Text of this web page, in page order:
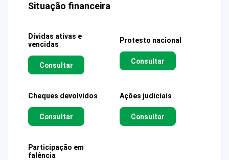
Situação financeira
Dívidas ativas e
vencidas
Consultar
Protesto nacional
Consultar
Cheques devolvidos
Consultar
Ações judiciais
Consultar
Participação em
falência